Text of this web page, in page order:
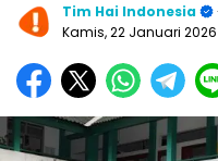
Tim Hai Indonesia
Kamis, 22 Januari 2026